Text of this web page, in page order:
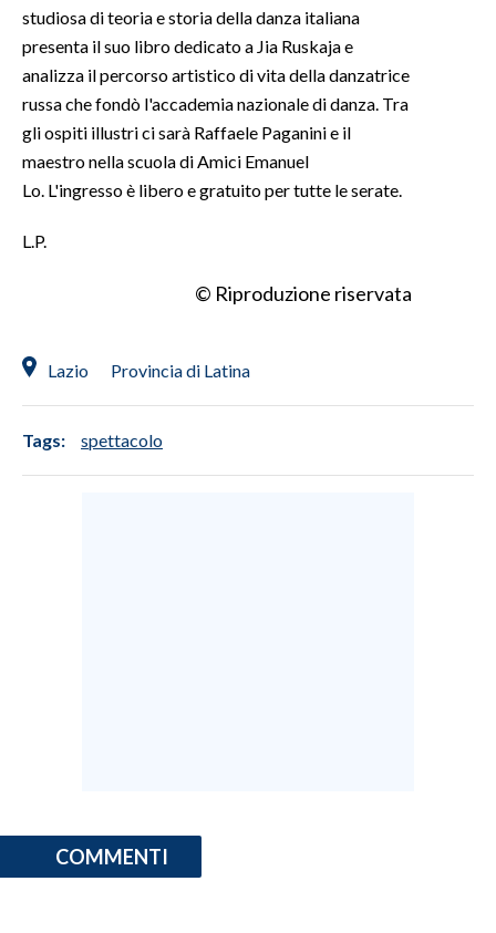
studiosa di teoria e storia della danza italiana
presenta il suo libro dedicato a Jia Ruskaja e
analizza il percorso artistico di vita della danzatrice
russa che fondò l'accademia nazionale di danza. Tra
gli ospiti illustri ci sarà Raffaele Paganini e il
maestro nella scuola di Amici Emanuel
Lo. L'ingresso è libero e gratuito per tutte le serate.
L.P.
© Riproduzione riservata
Lazio Provincia di Latina
Tags: spettacolo
COMMENTI